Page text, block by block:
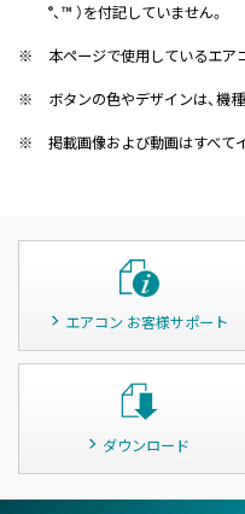
®、™ ）を付記していません。
※
本ページで使用しているエア
※
ボタンの色やデザインは、機
※
掲載画像および動画はすべて
エアコン お客様サポート
ダウンロード